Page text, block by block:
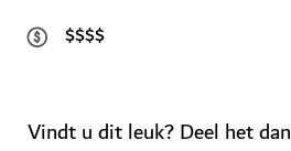
$$$$
Vindt u dit leuk? Deel het dan